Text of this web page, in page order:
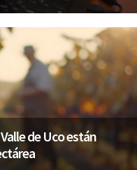
de Uco están